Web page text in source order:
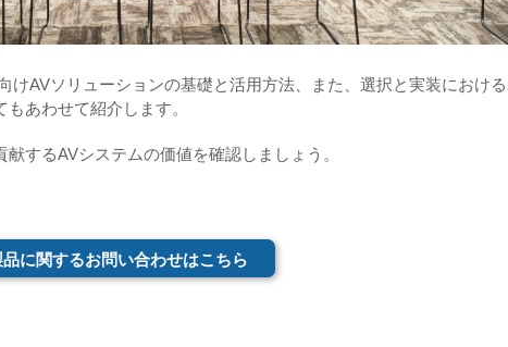
けAVソリューションの基礎と活用方法、また、選択と実装におけ
あわせて紹介します。
するAVシステムの価値を確認しましょう。
品に関するお問い合わせはこちら